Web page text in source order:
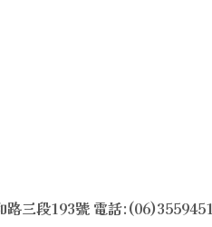
路三段193號 電話